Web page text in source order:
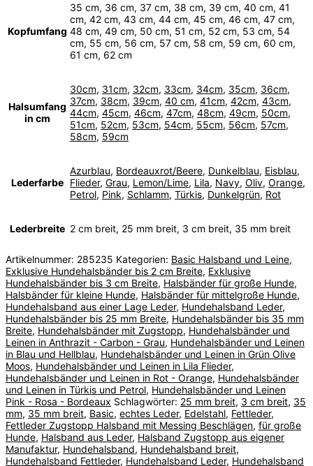
Kopfumfang
35 cm, 36 cm, 37 cm, 38 cm, 39 cm, 40 cm, 41
cm, 42 cm, 43 cm, 44 cm, 45 cm, 46 cm, 47 cm,
48 cm, 49 cm, 50 cm, 51 cm, 52 cm, 53 cm, 54
cm, 55 cm, 56 cm, 57 cm, 58 cm, 59 cm, 60 cm,
61 cm, 62 cm
Halsumfang
in cm
30cm, 31cm, 32cm, 33cm, 34cm, 35cm, 36cm,
37cm, 38cm, 39cm, 40 cm, 41cm, 42cm, 43cm,
44cm, 45cm, 46cm, 47cm, 48cm, 49cm, 50cm,
51cm, 52cm, 53cm, 54cm, 55cm, 56cm, 57cm,
58cm, 59cm
Lederfarbe
Azurblau, Bordeauxrot/Beere, Dunkelblau, Eisblau,
Flieder, Grau, Lemon/Lime, Lila, Navy, Oliv, Orange,
Petrol, Pink, Schlamm, Türkis, Dunkelgrün, Rot
Lederbreite 2 cm breit, 25 mm breit, 3 cm breit, 35 mm breit
Artikelnummer: 285235 Kategorien: Basic Halsband und Leine,
Exklusive Hundehalsbänder bis 2 cm Breite, Exklusive
Hundehalsbänder bis 3 cm Breite, Halsbänder für große Hunde,
Halsbänder für kleine Hunde, Halsbänder für mittelgroße Hunde,
Hundehalsband aus einer Lage Leder, Hundehalsband Leder,
Hundehalsbänder bis 25 mm Breite, Hundehalsbänder bis 35 mm
Breite, Hundehalsbänder mit Zugstopp, Hundehalsbänder und
Leinen in Anthrazit - Carbon - Grau, Hundehalsbänder und Leinen
in Blau und Hellblau, Hundehalsbänder und Leinen in Grün Olive
Moos, Hundehalsbänder und Leinen in Lila Flieder,
Hundehalsbänder und Leinen in Rot - Orange, Hundehalsbänder
und Leinen in Türkis und Petrol, Hundehalsbänder und Leinen
Pink - Rosa - Bordeaux Schlagwörter: 25 mm breit, 3 cm breit, 35
mm, 35 mm breit, Basic, echtes Leder, Edelstahl, Fettleder,
Fettleder Zugstopp Halsband mit Messing Beschlägen, für große
Hunde, Halsband aus Leder, Halsband Zugstopp aus eigener
Manufaktur, Hundehalsband, Hundehalsband breit,
Hundehalsband Fettleder, Hundehalsband Leder, Hundehalsband